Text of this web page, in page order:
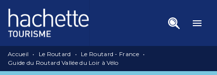
Menu Recherche
Pied De Page
menu
Accueil • Le Routard • Le Routard - France
•
Guide du Routard Vallée du Loir à Vélo